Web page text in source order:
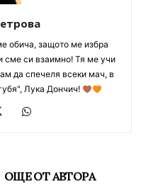
обича, защото ме избра
сме си взаимно! Тя ме учи
да спечеля всеки мач, в
Лука Дончич!
ОЩЕ ОТ АВТОРА